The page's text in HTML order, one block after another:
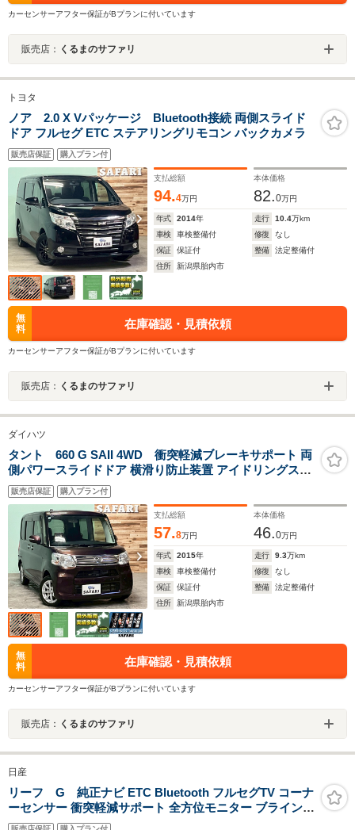
カーセンサーアフター保証がBプランに付いています
販売店： くるまのサファリ
トヨタ
ノア 2.0 X Vパッケージ Bluetooth接続 両側スライド
ドア フルセグ ETC ステアリングリモコン バックカメラ
販売店保証 購入プラン付
支払総額
94.4万円
本体価格
82.0万円
年式 2014年 走行 10.4万km
車検
車検整備付 修復
なし
保証
保証付 整備
法定整備付
住所
新潟県胎内市
無
料
在庫確認・見積依頼
カーセンサーアフター保証がBプランに付いています
販売店： くるまのサファリ
ダイハツ
タント 660 G SAII 4WD 衝突軽減ブレーキサポート 両
側パワースライドドア 横滑り防止装置 アイドリングスト
ップ プッシュスタート メモリナビ オートライト
販売店保証 購入プラン付
支払総額
57.8万円
本体価格
46.0万円
年式 2015年 走行 9.3万km
車検
車検整備付 修復
なし
保証
保証付 整備
法定整備付
住所
新潟県胎内市
無
料
在庫確認・見積依頼
カーセンサーアフター保証がBプランに付いています
販売店： くるまのサファリ
日産
リーフ G 純正ナビ ETC Bluetooth フルセグTV コーナ
ーセンサー 衝突軽減サポート 全方位モニター ブラインド
スポットモニター 純正アルミ ステアヒーター シートヒー